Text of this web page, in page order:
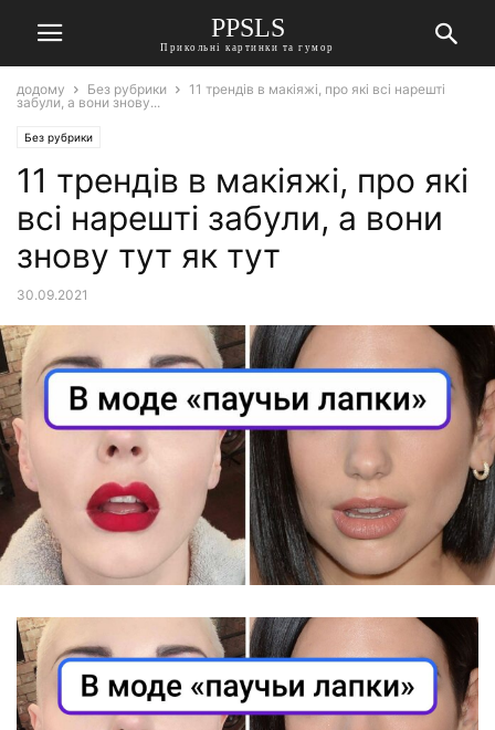
PPSLS
Прикольні картинки та гумор
додому Без рубрики
11 трендів в макіяжі, про які всі нарешті
забули, а вони знову...
Без рубрики
11 трендів в макіяжі, про які
всі нарешті забули, а вони
знову тут як тут
30.09.2021